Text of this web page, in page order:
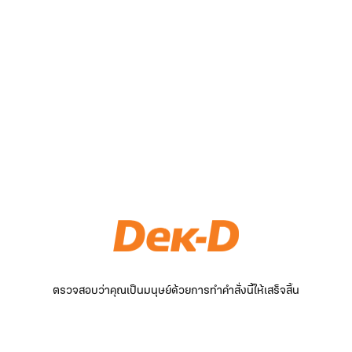
ตรวจสอบว่าคุณเป็นมนุษย์ด้วยการทำคำสั่งนี้ให้เสร็จสิ้น